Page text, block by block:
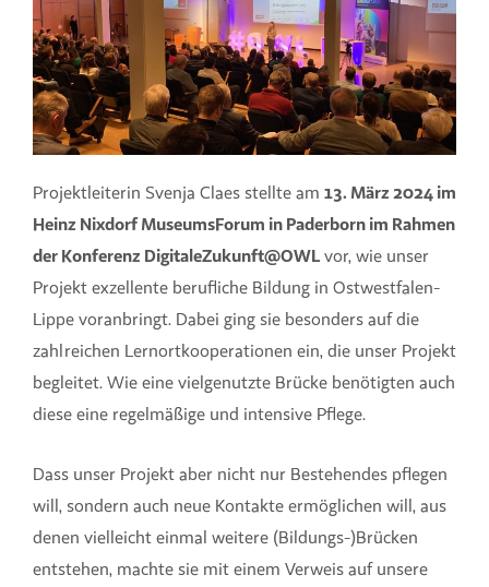
Projektleiterin Svenja Claes stellte am 13. März 2024 im
Heinz Nixdorf MuseumsForum in Paderborn im Rahmen
der Konferenz DigitaleZukunft@OWLvor, wie unser
Projekt exzellente berufliche Bildung in Ostwestfalen-
Lippe voranbringt. Dabei ging sie besonders auf die
zahlreichen Lernortkooperationen ein, die unser Projekt
begleitet. Wie eine vielgenutzte Brücke benötigten auch
diese eine regelmäßige und intensive Pflege.
Dass unser Projekt aber nicht nur Bestehendes pflegen
will, sondern auch neue Kontakte ermöglichen will, aus
denen vielleicht einmal weitere (Bildungs-)Brücken
entstehen, machte sie mit einem Verweis auf unsere